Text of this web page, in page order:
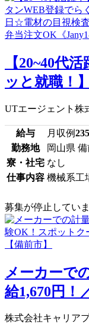
【20~40代
ッと就職！
UTエージェント株
給与 月収例
勤務地
岡山県
寮・社宅 なし
仕事内容 機械系工
募集が停止してい
メーカーで
給1,670円！
株式会社キャリア